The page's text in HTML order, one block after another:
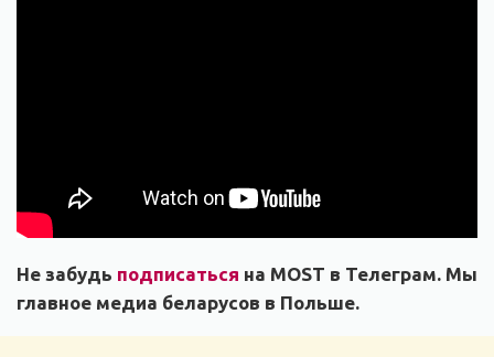
Не забудь подписаться на MOST в Телеграм. Мы
главное медиа беларусов в Польше.